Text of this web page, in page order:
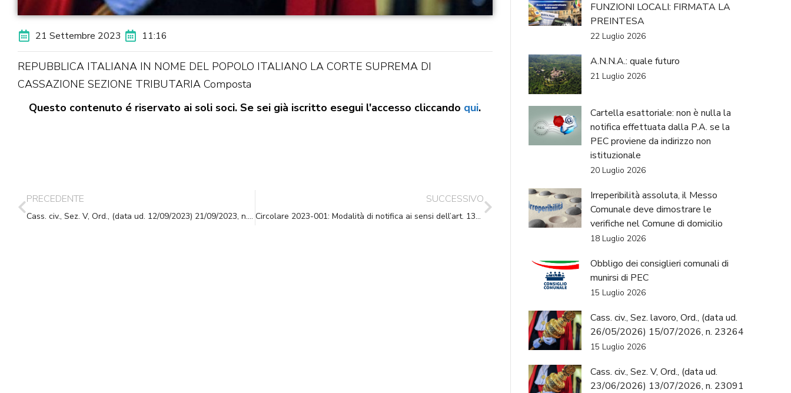
21 Settembre 2023 11:16
REPUBBLICA ITALIANA IN NOME DEL POPOLO ITALIANO LA CORTE SUPREMA DI
CASSAZIONE SEZIONE TRIBUTARIA Composta
Questo contenuto é riservato ai soli soci. Se sei già iscritto esegui l'accesso cliccando qui.
PRECEDENTE
Cass. civ., Sez. V, Ord., (data ud. 12/09/2023) 21/09/2023, n. 27017
SUCCESSIVO
Circolare 2023-001: Modalità di notifica ai sensi dell’art. 139 C.p.c.
FUNZIONI LOCALI: FIRMATA LA
PREINTESA
22 Luglio 2026
A.N.N.A.: quale futuro
21 Luglio 2026
Cartella esattoriale: non è nulla la
notifica effettuata dalla P.A. se la
PEC proviene da indirizzo non
istituzionale
20 Luglio 2026
Irreperibilità assoluta, il Messo
Comunale deve dimostrare le
verifiche nel Comune di domicilio
18 Luglio 2026
Obbligo dei consiglieri comunali di
munirsi di PEC
15 Luglio 2026
Cass. civ., Sez. lavoro, Ord., (data ud.
26/05/2026) 15/07/2026, n. 23264
15 Luglio 2026
Cass. civ., Sez. V, Ord., (data ud.
23/06/2026) 13/07/2026, n. 23091